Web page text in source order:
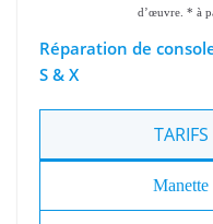
d’œuvre. * à
Réparation de
S & X
TARIFS
Manette